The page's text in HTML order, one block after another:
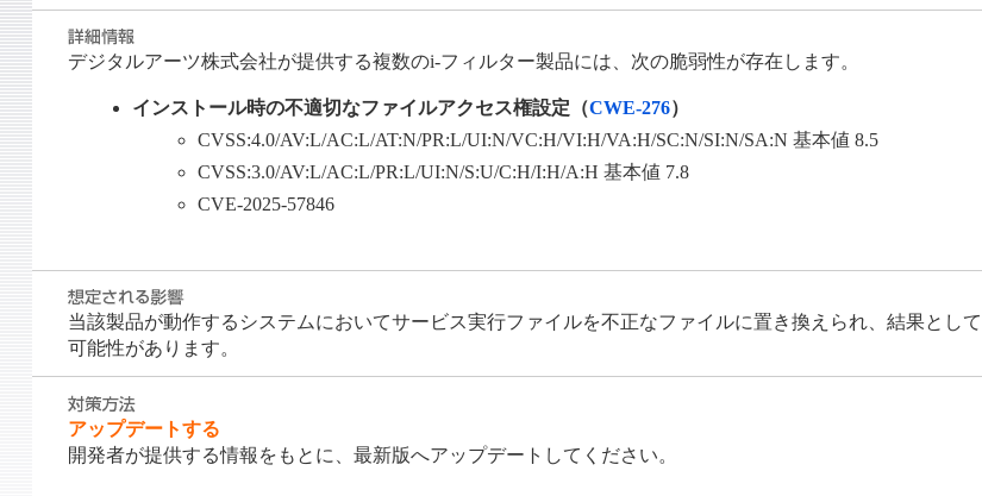
デジタルアーツ株式会社が提供する複数のi-フィルター製品には、次の脆弱性が存在します。
インストール時の不適切なファイルアクセス権設定（CWE-276）
CVSS:4.0/AV:L/AC:L/AT:N/PR:L/UI:N/VC:H/VI:H/VA:H/SC:N/SI:N/SA:N 基本値 8.5
CVSS:3.0/AV:L/AC:L/PR:L/UI:N/S:U/C:H/I:H/A:H 基本値 7.8
CVE-2025-57846
当該製品が動作するシステムにおいてサービス実行ファイルを不正なファイルに置き換えられ、結果として
可能性があります。
アップデートする
開発者が提供する情報をもとに、最新版へアップデートしてください。